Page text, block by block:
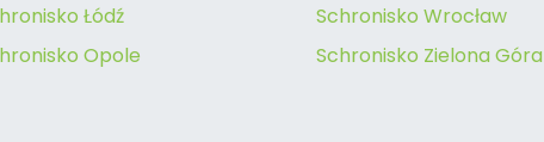
Łódź
Opole
Schronisko Wrocław
Schronisko Zielona Góra